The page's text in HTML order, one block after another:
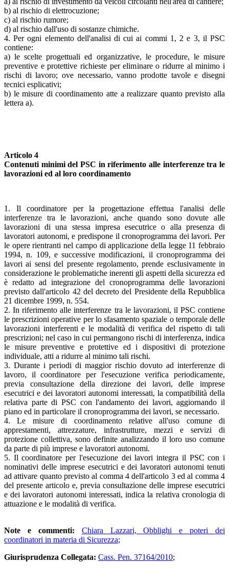
b) al rischio di elettrocuzione;
c) al rischio rumore;
d) al rischio dall'uso di sostanze chimiche.
4. Per ogni elemento dell'analisi di cui ai commi 1, 2 e 3, il PSC
contiene:
a) le scelte progettuali ed organizzative, le procedure, le misure
preventive e protettive richieste per eliminare o ridurre al minimo i
rischi di lavoro; ove necessario, vanno prodotte tavole e disegni
tecnici esplicativi;
b) le misure di coordinamento atte a realizzare quanto previsto alla
lettera a).
Articolo 4
Contenuti minimi del PSC in riferimento alle interferenze tra le
lavorazioni ed al loro coordinamento
1. Il coordinatore per la progettazione effettua l'analisi delle
interferenze tra le lavorazioni, anche quando sono dovute alle
lavorazioni di una stessa impresa esecutrice o alla presenza di
lavoratori autonomi, e predispone il cronoprogramma dei lavori. Per
le opere rientranti nel campo di applicazione della legge 11 febbraio
1994, n. 109, e successive modificazioni, il cronoprogramma dei
lavori ai sensi del presente regolamento, prende esclusivamente in
considerazione le problematiche inerenti gli aspetti della sicurezza ed
è redatto ad integrazione del cronoprogramma delle lavorazioni
previsto dall'articolo 42 del decreto del Presidente della Repubblica
21 dicembre 1999, n. 554.
2. In riferimento alle interferenze tra le lavorazioni, il PSC contiene
le prescrizioni operative per lo sfasamento spaziale o temporale delle
lavorazioni interferenti e le modalità di verifica del rispetto di tali
prescrizioni; nel caso in cui permangono rischi di interferenza, indica
le misure preventive e protettive ed i dispositivi di protezione
individuale, atti a ridurre al minimo tali rischi.
3. Durante i periodi di maggior rischio dovuto ad interferenze di
lavoro, il coordinatore per l'esecuzione verifica periodicamente,
previa consultazione della direzione dei lavori, delle imprese
esecutrici e dei lavoratori autonomi interessati, la compatibilità della
relativa parte di PSC con l'andamento dei lavori, aggiornando il
piano ed in particolare il cronoprogramma dei lavori, se necessario.
4. Le misure di coordinamento relative all'uso comune di
apprestamenti, attrezzature, infrastrutture, mezzi e servizi di
protezione collettiva, sono definite analizzando il loro uso comune
da parte di più imprese e lavoratori autonomi.
5. Il coordinatore per l'esecuzione dei lavori integra il PSC con i
nominativi delle imprese esecutrici e dei lavoratori autonomi tenuti
ad attivare quanto previsto al comma 4 dell'articolo 3 ed al comma 4
del presente articolo e, previa consultazione delle imprese esecutrici
e dei lavoratori autonomi interessati, indica la relativa cronologia di
attuazione e le modalità di verifica.
Note e commenti: Chiara Lazzari, Obblighi e poteri dei
coordinatori in materia di Sicurezza;
Giurisprudenza Collegata: Cass. Pen. 37164/2010;